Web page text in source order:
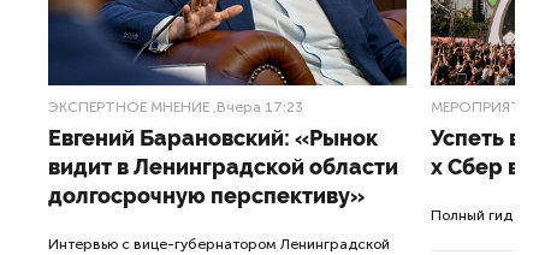
ЭКСПЕРТНОЕ МНЕНИЕ ,Вчера 17:23
Евгений Барановский: «Рынок
видит в Ленинградской области
долгосрочную перспективу»
Интервью с вице-губернатором Ленинградской
МЕРОПРИЯТИЯ
Успеть
x Сбер в
Полный гид по